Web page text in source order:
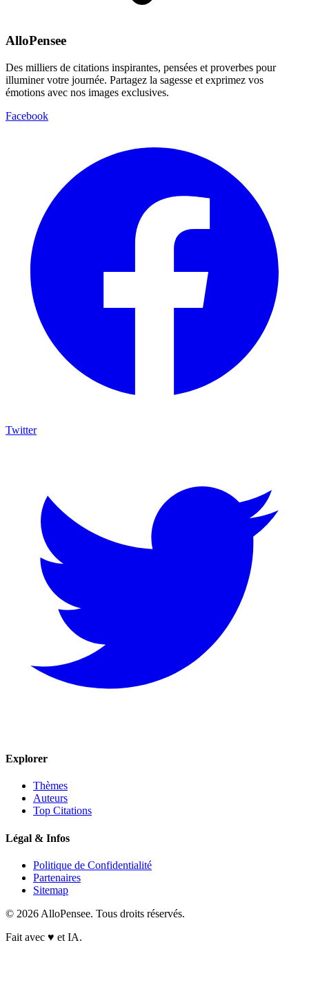
AlloPensee
Des milliers de citations inspirantes, pensées et proverbes pour
illuminer votre journée. Partagez la sagesse et exprimez vos
émotions avec nos images exclusives.
Facebook
Twitter
Explorer
Thèmes
Auteurs
Top Citations
Légal & Infos
Politique de Confidentialité
Partenaires
Sitemap
© 2026 AlloPensee. Tous droits réservés.
Fait avec ♥ et IA.